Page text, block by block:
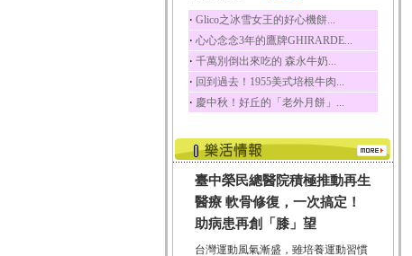
五味子
五味子性質溫熱所含營
養成分有揮發油、檸...
草魚
草魚含有維生素A、維生
素C、及豐富的蛋白...
‧ Glico之冰雪女王的好心機餅...
‧ 心心念念3年的鷹牌GHIRARDE...
‧ 千萬別倒出來吃的 森永牛奶...
‧ 回到過去！1955美式培根牛肉...
‧ 慶中秋！好丘的「老外月餅」...
臺中榮民總醫院積極推動再生
醫療 軟骨修復，一次搞定！
助病患再創「膝」望
台灣運動風氣漸盛，雖培養運動習慣